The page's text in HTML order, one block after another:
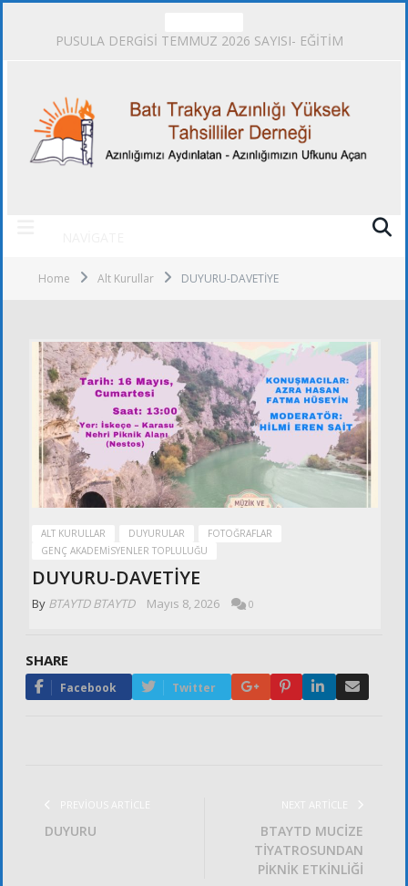
PUSULA DERGİSİ TEMMUZ 2026 SAYISI- EĞİTİM
Home Alt Kurullar DUYURU-DAVETİYE
ALT KURULLAR DUYURULAR
FOTOĞRAFLAR
GENÇ AKADEMISYENLER TOPLULUĞU
DUYURU-DAVETİYE
By BTAYTD BTAYTD Mayıs 8, 2026 0
SHARE
Facebook Twitter Google+PinterestLinkedIn
PREVIOUS ARTICLE
DUYURU
NEXT ARTICLE
BTAYTD MUCİZE
TİYATROSUNDAN
PİKNİK ETKİNLİĞİ